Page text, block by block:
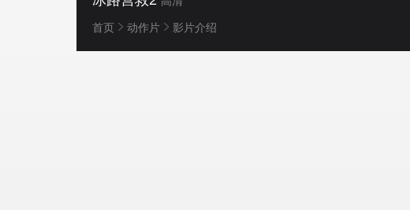
首页 动作片 影片介绍